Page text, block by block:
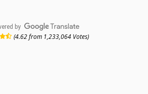
by
(4.62 from 1,233,064 Votes)